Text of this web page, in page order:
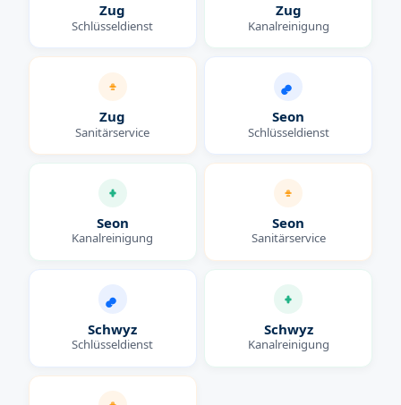
Zug
Schlüsseldienst
Zug
Kanalreinigung
Zug
Sanitärservice
Seon
Schlüsseldienst
Seon
Kanalreinigung
Seon
Sanitärservice
Schwyz
Schlüsseldienst
Schwyz
Kanalreinigung